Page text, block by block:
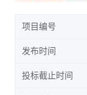
项目编号
发布时间
投标截止时间